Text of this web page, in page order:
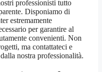
professionisti tutto
Disponiamo di
estremamente
per garantire al
convenienti. Non
ma contattateci e
nostra professionalità.